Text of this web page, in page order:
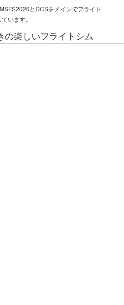
とDCSをメインでフライト
ています。
の楽しいフライトシム